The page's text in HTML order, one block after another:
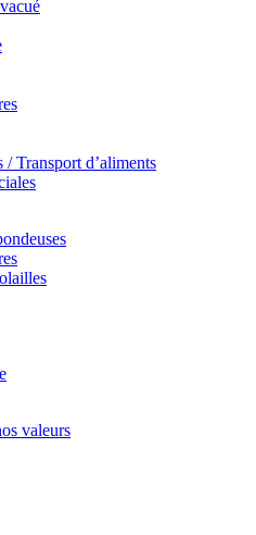
/ Transport d’aliments
valeurs